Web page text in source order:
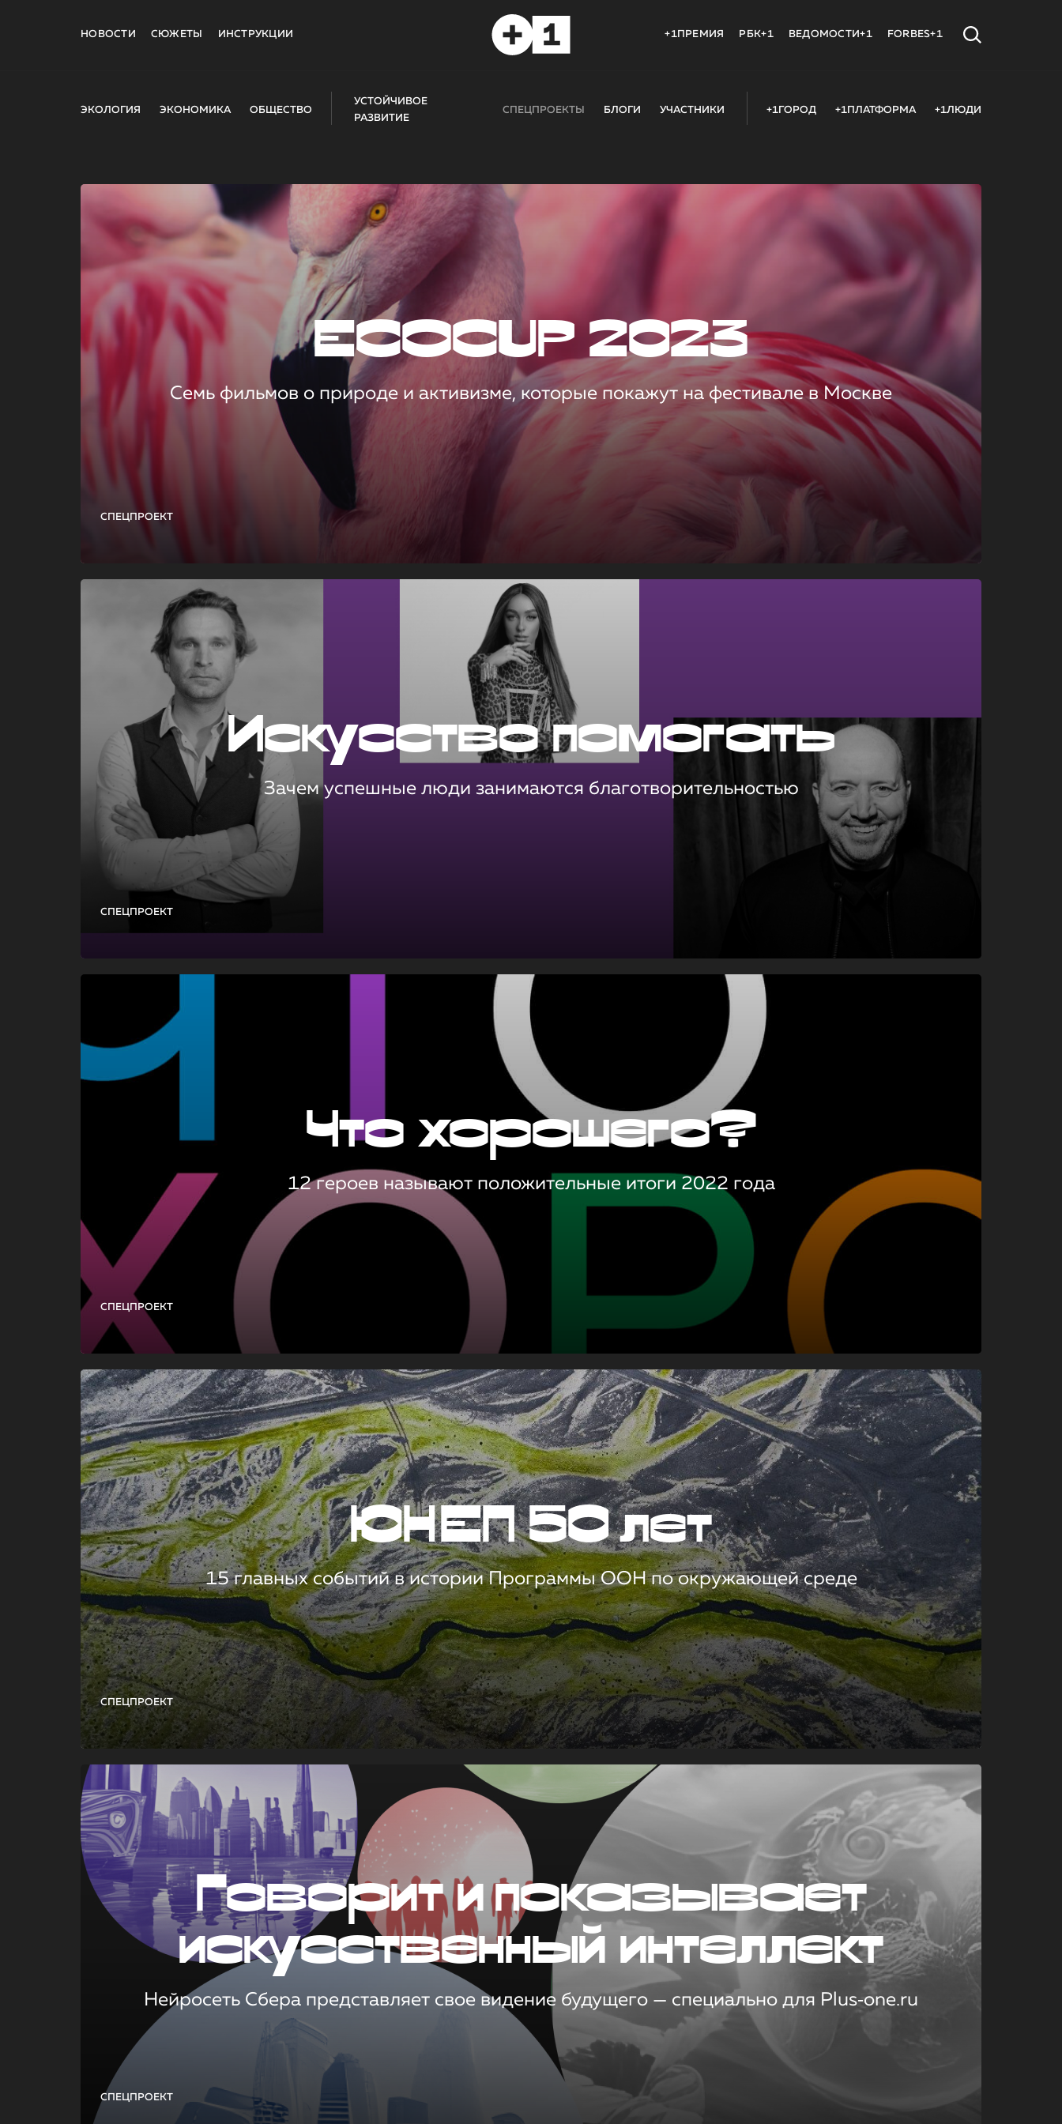
НОВОСТИ СЮЖЕТЫ ИНСТРУКЦИИ +1ПРЕМИЯ РБК+1 ВЕДОМОСТИ+1 FORBES+1
ЭКОЛОГИЯ ЭКОНОМИКА ОБЩЕСТВО
УСТОЙЧИВОЕ
РАЗВИТИЕ
СПЕЦПРОЕКТЫ БЛОГИ УЧАСТНИКИ +1ГОРОД +1ПЛАТФОРМА +1ЛЮДИ
СПЕЦПРОЕКТ
ECOCUP 2023
Семь фильмов о природе и активизме, которые покажут на фестивале в Москве
СПЕЦПРОЕКТ
Искусство помогать
Зачем успешные люди занимаются благотворительностью
СПЕЦПРОЕКТ
Что хорошего?
12 героев называют положительные итоги 2022 года
СПЕЦПРОЕКТ
ЮНЕП 50 лет
15 главных событий в истории Программы ООН по окружающей среде
СПЕЦПРОЕКТ
Говорит и показывает
искусственный интеллект
Нейросеть Сбера представляет свое видение будущего — специально для Plus‑one.ru